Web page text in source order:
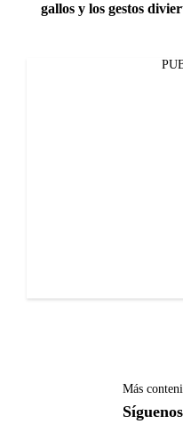
gallos y los gestos
Más